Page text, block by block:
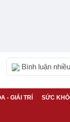
Bình luận nhiều
- GIẢI TRÍ SỨC